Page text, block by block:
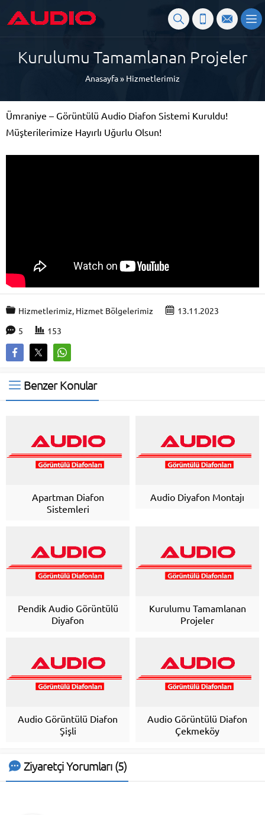
Kurulumu Tamamlanan Projeler
Anasayfa» Hizmetlerimiz
Ümraniye – Görüntülü Audio Diafon Sistemi Kuruldu!
Müşterilerimize Hayırlı Uğurlu Olsun!
Hizmetlerimiz, Hizmet Bölgelerimiz
13.11.2023
5
153
Benzer Konular
Apartman Diafon
Sistemleri
Audio Diyafon Montajı
Pendik Audio Görüntülü
Diyafon
Kurulumu Tamamlanan
Projeler
Audio Görüntülü Diafon
Şişli
Audio Görüntülü Diafon
Çekmeköy
Ziyaretçi Yorumları (5)